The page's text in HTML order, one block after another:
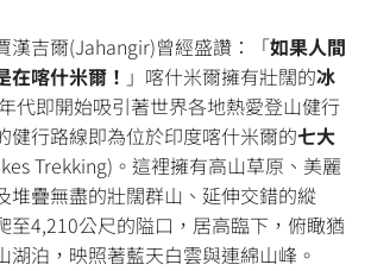
漢吉爾(Jahangir)曾經盛讚：「如果人間
在喀什米爾！ 」喀什米爾擁有壯闊的冰
代即開始吸引著世界各地熱愛登山健行
健行路線即為位於印度喀什米爾的七大
Trekking)。這裡擁有高山草原、美麗
堆疊無盡的壯闊群山、延伸交錯的縱
至4,210公尺的隘口，居高臨下，俯瞰猶
湖泊，映照著藍天白雲與連綿山峰。